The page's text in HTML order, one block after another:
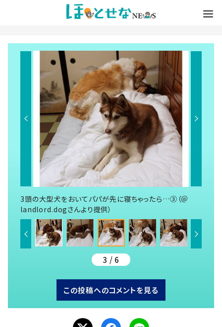
3頭の大型犬をおいてパパが先に寝ちゃったら…③（＠
landlord.dogさんより提供）
3 / 6
この投稿へのコメントを見る